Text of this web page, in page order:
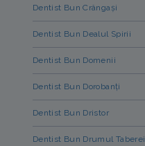
Dentist Bun Crângași
Dentist Bun Dealul Spirii
Dentist Bun Domenii
Dentist Bun Dorobanți
Dentist Bun Dristor
Dentist Bun Drumul Taberei